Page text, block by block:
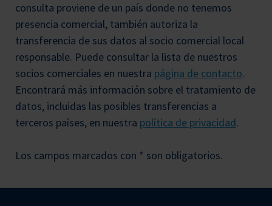
consulta proviene de un país donde no tenemos
presencia comercial, también autoriza la
transferencia de sus datos al socio comercial local
responsable. Puede consultar la lista de nuestros
socios comerciales en nuestra página de contacto.
Encontrará más información sobre el tratamiento de
datos, incluidas las posibles transferencias a
terceros países, en nuestra política de privacidad.
Los campos marcados con * son obligatorios.